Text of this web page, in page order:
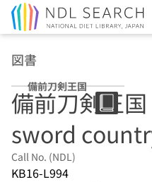
図書
備前刀剣王国
備前刀剣王
sword
Call No. (NDL)
KB16-L994